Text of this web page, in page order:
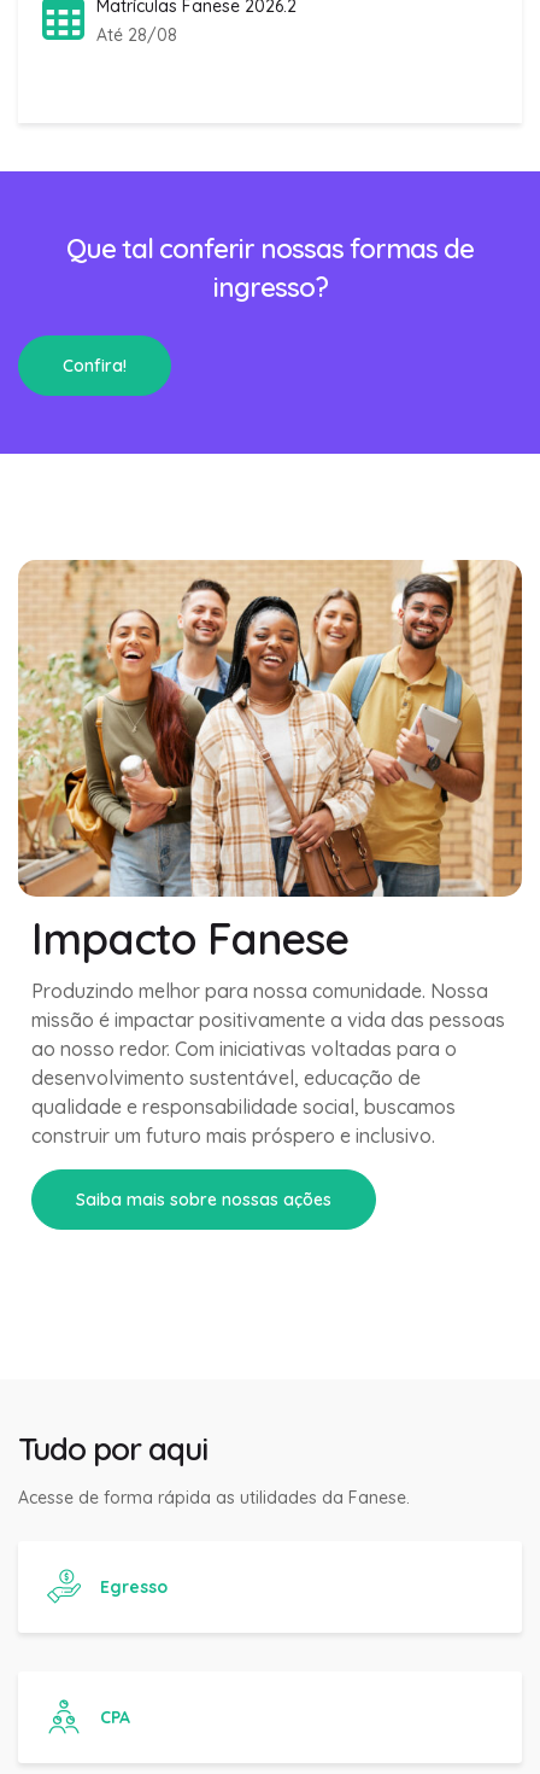
Matrículas Fanese 2026.2
Até 28/08
Que tal conferir nossas formas de
ingresso?
Confira!
Impacto Fanese
Produzindo melhor para nossa comunidade. Nossa
missão é impactar positivamente a vida das pessoas
ao nosso redor. Com iniciativas voltadas para o
desenvolvimento sustentável, educação de
qualidade e responsabilidade social, buscamos
construir um futuro mais próspero e inclusivo.
Saiba mais sobre nossas ações
Tudo por aqui
Acesse de forma rápida as utilidades da Fanese.
Egresso
CPA